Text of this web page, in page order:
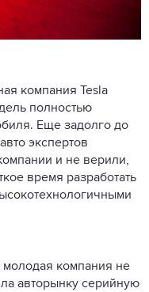
компания Tesla
полностью
Еще задолго до
экспертов
и не верили,
время разработать
молодая компания не
авторынку серийную